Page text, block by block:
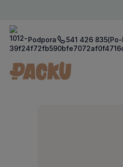
Podpora 541 426 835